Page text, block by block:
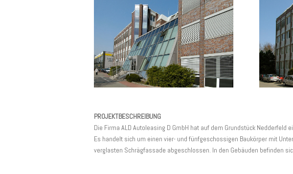
PROJEKTBESCHREIBUNG
Die Firma ALD Autoleasing D GmbH hat auf dem Grundstück
Es handelt sich um einen vier- und fünfgeschossigen Baukörper mit
verglasten Schrägfassade abgeschlossen. In den Gebäuden befinden